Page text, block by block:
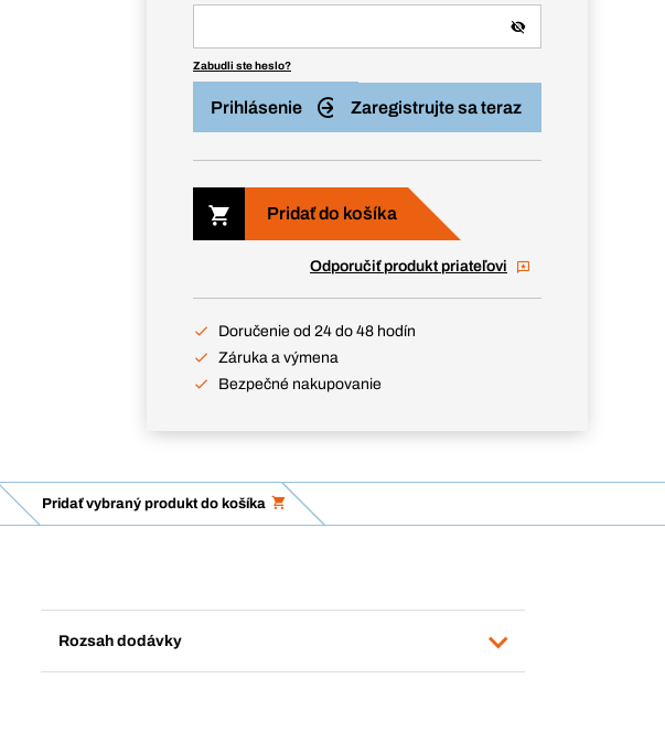
Zabudli ste heslo?
Prihlásenie Zaregistrujte sa teraz
Pridať do košíka
Odporučiť produkt priateľovi
Doručenie od 24 do 48 hodín
Záruka a výmena
Bezpečné nakupovanie
Pridať vybraný produkt do košíka
Rozsah dodávky